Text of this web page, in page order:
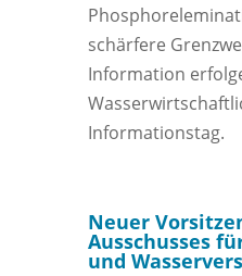
schärfere
Information
Informationstag.
Neuer
Ausschusses
und